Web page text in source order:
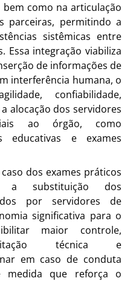
como na articulação
parceiras, permitindo a
sistêmicas entre
Essa integração viabiliza
de informações de
interferência humana, o
confiabilidade,
alocação dos servidores
ao órgão, como
educativas e exames
dos exames práticos
a substituição dos
por servidores de
significativa para o
maior controle,
técnica e
em caso de conduta
medida que reforça o